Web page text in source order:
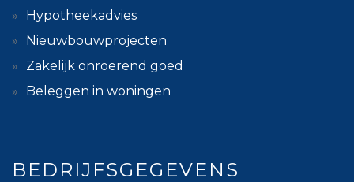
Hypotheekadvies
Nieuwbouwprojecten
Zakelijk onroerend goed
Beleggen in woningen
BEDRIJFSGEGEVENS